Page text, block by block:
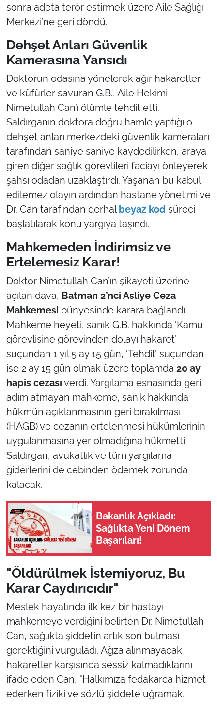
sonra adeta terör estirmek üzere Aile Sağlığı
Merkezi’ne geri döndü.
Dehşet Anları Güvenlik
Kamerasına Yansıdı
Doktorun odasına yönelerek ağır hakaretler
ve küfürler savuran G.B., Aile Hekimi
Nimetullah Can’ı ölümle tehdit etti.
Saldırganın doktora doğru hamle yaptığı o
dehşet anları merkezdeki güvenlik kameraları
tarafından saniye saniye kaydedilirken, araya
giren diğer sağlık görevlileri faciayı önleyerek
şahsı odadan uzaklaştırdı. Yaşanan bu kabul
edilemez olayın ardından hastane yönetimi ve
Dr. Can tarafından derhalbeyaz kodsüreci
başlatılarak konu yargıya taşındı.
Mahkemeden İndirimsiz ve
Ertelemesiz Karar!
Doktor Nimetullah Can’ın şikayeti üzerine
açılan dava, Batman 2’nci Asliye Ceza
Mahkemesi bünyesinde karara bağlandı.
Mahkeme heyeti, sanık G.B. hakkında ‘Kamu
görevlisine görevinden dolayı hakaret’
suçundan 1 yıl 5 ay 15 gün, ‘Tehdit’ suçundan
ise 2 ay 15 gün olmak üzere toplamda 20 ay
hapis cezası verdi. Yargılama esnasında geri
adım atmayan mahkeme, sanık hakkında
hükmün açıklanmasının geri bırakılması
(HAGB) ve cezanın ertelenmesi hükümlerinin
uygulanmasına yer olmadığına hükmetti.
Saldırgan, avukatlık ve tüm yargılama
giderlerini de cebinden ödemek zorunda
kalacak.
Bakanlık Açıkladı:
Sağlıkta Yeni Dönem
Başarıları!
"Öldürülmek İstemiyoruz, Bu
Karar Caydırıcıdır"
Meslek hayatında ilk kez bir hastayı
mahkemeye verdiğini belirten Dr. Nimetullah
Can, sağlıkta şiddetin artık son bulması
gerektiğini vurguladı. Ağza alınmayacak
hakaretler karşısında sessiz kalmadıklarını
ifade eden Can, "Halkımıza fedakarca hizmet
ederken fiziki ve sözlü şiddete uğramak,